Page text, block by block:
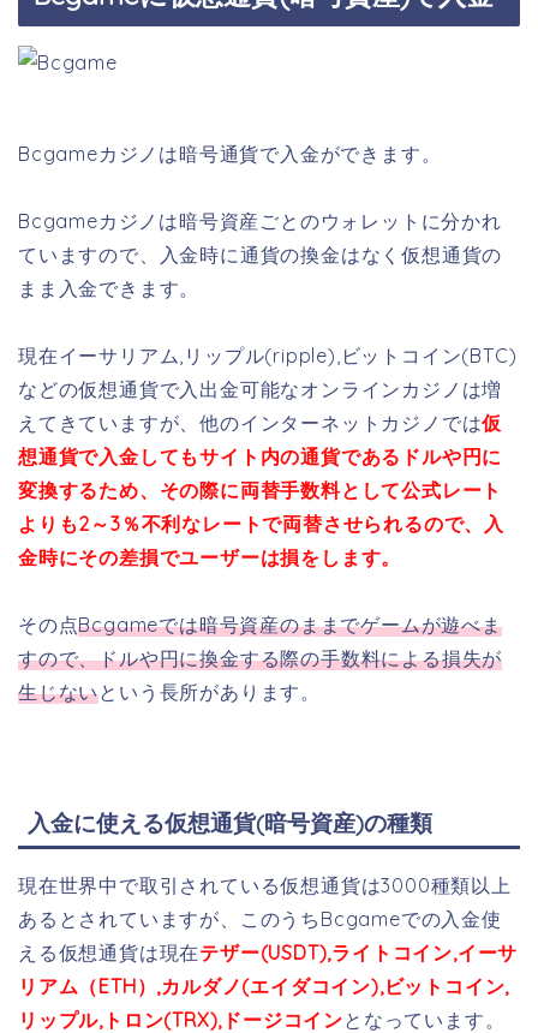
Bcgameカジノは暗号通貨で入金ができます。
Bcgameカジノは暗号資産ごとのウォレットに分かれ
ていますので、入金時に通貨の換金はなく仮想通貨の
まま入金できます。
現在イーサリアム,リップル(ripple),ビットコイン(BTC)
などの仮想通貨で入出金可能なオンラインカジノは増
えてきていますが、他のインターネットカジノでは仮
想通貨で入金してもサイト内の通貨であるドルや円に
変換するため、その際に両替手数料として公式レート
よりも2～3％不利なレートで両替させられるので、入
金時にその差損でユーザーは損をします。
その点Bcgameでは暗号資産のままでゲームが遊べま
すので、ドルや円に換金する際の手数料による損失が
生じないという長所があります。
入金に使える仮想通貨(暗号資産)の種類
現在世界中で取引されている仮想通貨は3000種類以上
あるとされていますが、このうちBcgameでの入金使
える仮想通貨は現在テザー(USDT),ライトコイン,イーサ
リアム（ETH）,カルダノ(エイダコイン),ビットコイン,
リップル,トロン(TRX),ドージコインとなっています。